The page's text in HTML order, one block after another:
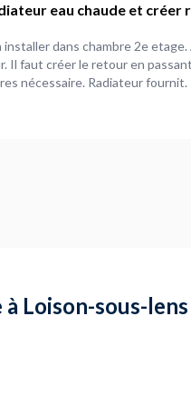
eau chaude et créer
installer dans chambre 2e
Il faut créer le retour en
nécessaire. Radiateur
Loison-sous-lens